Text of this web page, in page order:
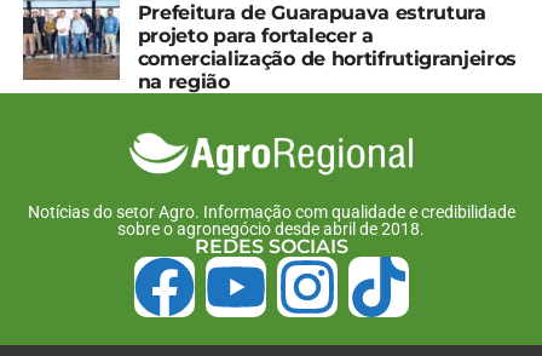
Prefeitura de Guarapuava estrutura
projeto para fortalecer a
comercialização de hortifrutigranjeiros
na região
Notícias do setor Agro. Informação com qualidade e credibilidade
sobre o agronegócio desde abril de 2018.
REDES SOCIAIS